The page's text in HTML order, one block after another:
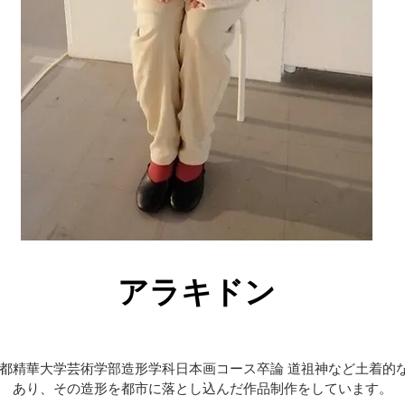
アラキドン
精華大学芸術学部造形学科日本画コース卒論 道祖神など土着的
あり、その造形を都市に落とし込んだ作品制作をしています。